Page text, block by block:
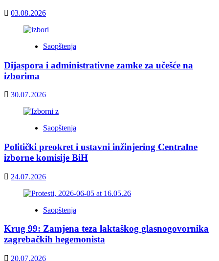
03.08.2026
Saopštenja
Dijaspora i administrativne zamke za učešće na
izborima
30.07.2026
Saopštenja
Politički preokret i ustavni inžinjering Centralne
izborne komisije BiH
24.07.2026
Saopštenja
Krug 99: Zamjena teza laktaškog glasnogovornika
zagrebačkih hegemonista
20.07.2026